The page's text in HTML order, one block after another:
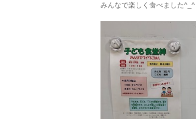
みんなで楽しく食べました^_^